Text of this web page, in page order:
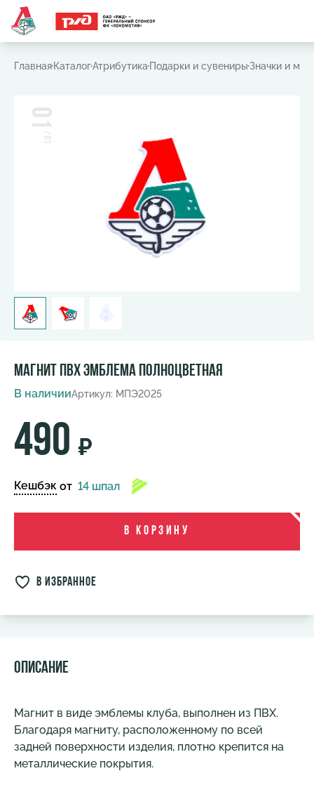
Главная КаталогАтрибутика Подарки и сувениры Значки и
01
/
03
Магнит ПВХ Эмблема полноцветная
В наличииАртикул: МПЭ2025
490 ₽
Кешбэк от 14 шпал
В корзину
в избранное
Описание
Магнит в виде эмблемы клуба, выполнен из ПВХ.
Благодаря магниту, расположенному по всей
задней поверхности изделия, плотно крепится на
металлические покрытия.